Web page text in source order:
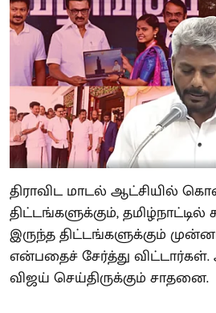
திராவிட மாடல் ஆட்சியில்
திட்டங்களுக்கும்,
இருந்த திட்டங்களுக்கும்
என்பதைச் சேர்த்து
விஜய் செய்திருக்கும் சாதனை.